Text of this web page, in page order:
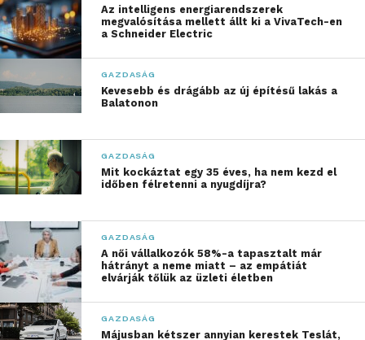
Folyamatos
fejlesztéseinkkel azt
szeretnénk megmutatni,
hogy országszerte jelen
vagyunk, beruházunk, és
a mindennapok stabil,
megbízható partnerei
kívánunk maradni.
Célunk, hogy a vásárlók
minden üzletünkben
korszerű környezetben,
széles választékkal és
Az intelligens energiarendszerek
megvalósítása mellett állt ki a VivaTech-en
a Schneider Electric
GAZDASÁG
Kevesebb és drágább az új építésű lakás a
Balatonon
GAZDASÁG
Mit kockáztat egy 35 éves, ha nem kezd el
időben félretenni a nyugdíjra?
GAZDASÁG
A női vállalkozók 58%-a tapasztalt már
hátrányt a neme miatt – az empátiát
elvárják tőlük az üzleti életben
GAZDASÁG
Májusban kétszer annyian kerestek Teslát,